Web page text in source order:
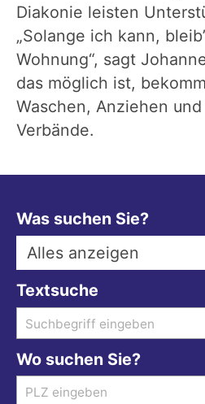
Diakonie leisten
„Solange ich kann,
Wohnung“, sagt
das möglich ist,
Waschen, Anziehen
Verbände.
Was suchen Sie?
Alles anzeigen
Textsuche
Wo suchen Sie?